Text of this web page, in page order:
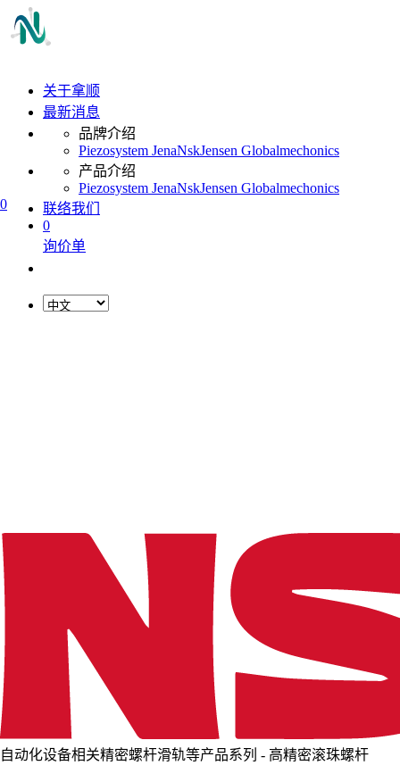
0
关于拿顺
最新消息
品牌介绍
Piezosystem JenaNskJensen Globalmechonics
产品介绍
Piezosystem JenaNskJensen Globalmechonics
联络我们
0
询价单
自动化设备相关精密螺杆滑轨等产品系列 - 高精密滚珠螺杆